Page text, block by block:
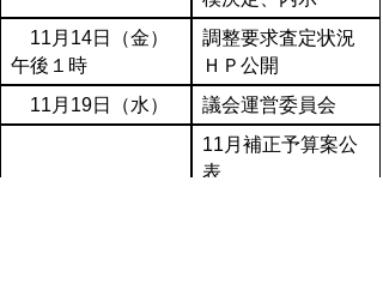
11月14日（金）
午後１時
調整要求査定状況
ＨＰ公開
11月19日（水）
議会運営委員会
11月補正予算案公
表